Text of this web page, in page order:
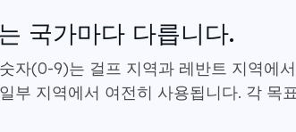
국가마다 다릅니다.
자(0-9)는 걸프 지역과 레반트 지역에
부 지역에서 여전히 사용됩니다. 각 목